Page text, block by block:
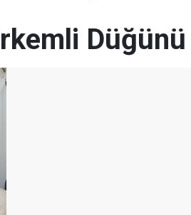
Düğünü